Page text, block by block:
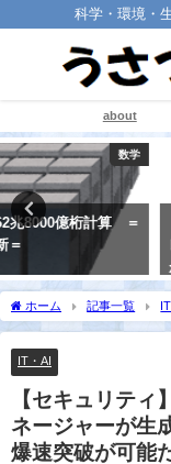
科学・環境・
about
【睡眠】脳は、レム睡
レッシュしていた！ ～
が少ないと認知症リス
る～
ホーム 記事一覧
マネージャーが生成したパ
IT・AI
【セキュリティ
ネージャーが生
爆速突破が可能